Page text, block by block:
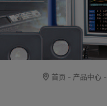
首页 - 产品中心-